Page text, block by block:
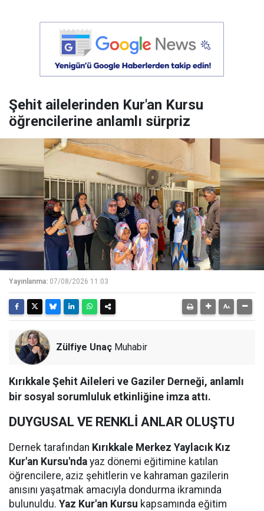
Şehit ailelerinden Kur'an Kursu
öğrencilerine anlamlı sürpriz
Yayınlanma: 07/08/2026 11:03
Zülfiye Unaç Muhabir
Kırıkkale Şehit Aileleri ve Gaziler Derneği, anlamlı
bir sosyal sorumluluk etkinliğine imza attı.
DUYGUSAL VE RENKLİ ANLAR OLUŞTU
Dernek tarafından Kırıkkale Merkez Yaylacık Kız
Kur'an Kursu'nda yaz dönemi eğitimine katılan
öğrencilere, aziz şehitlerin ve kahraman gazilerin
anısını yaşatmak amacıyla dondurma ikramında
bulunuldu. Yaz Kur'an Kursu kapsamında eğitim